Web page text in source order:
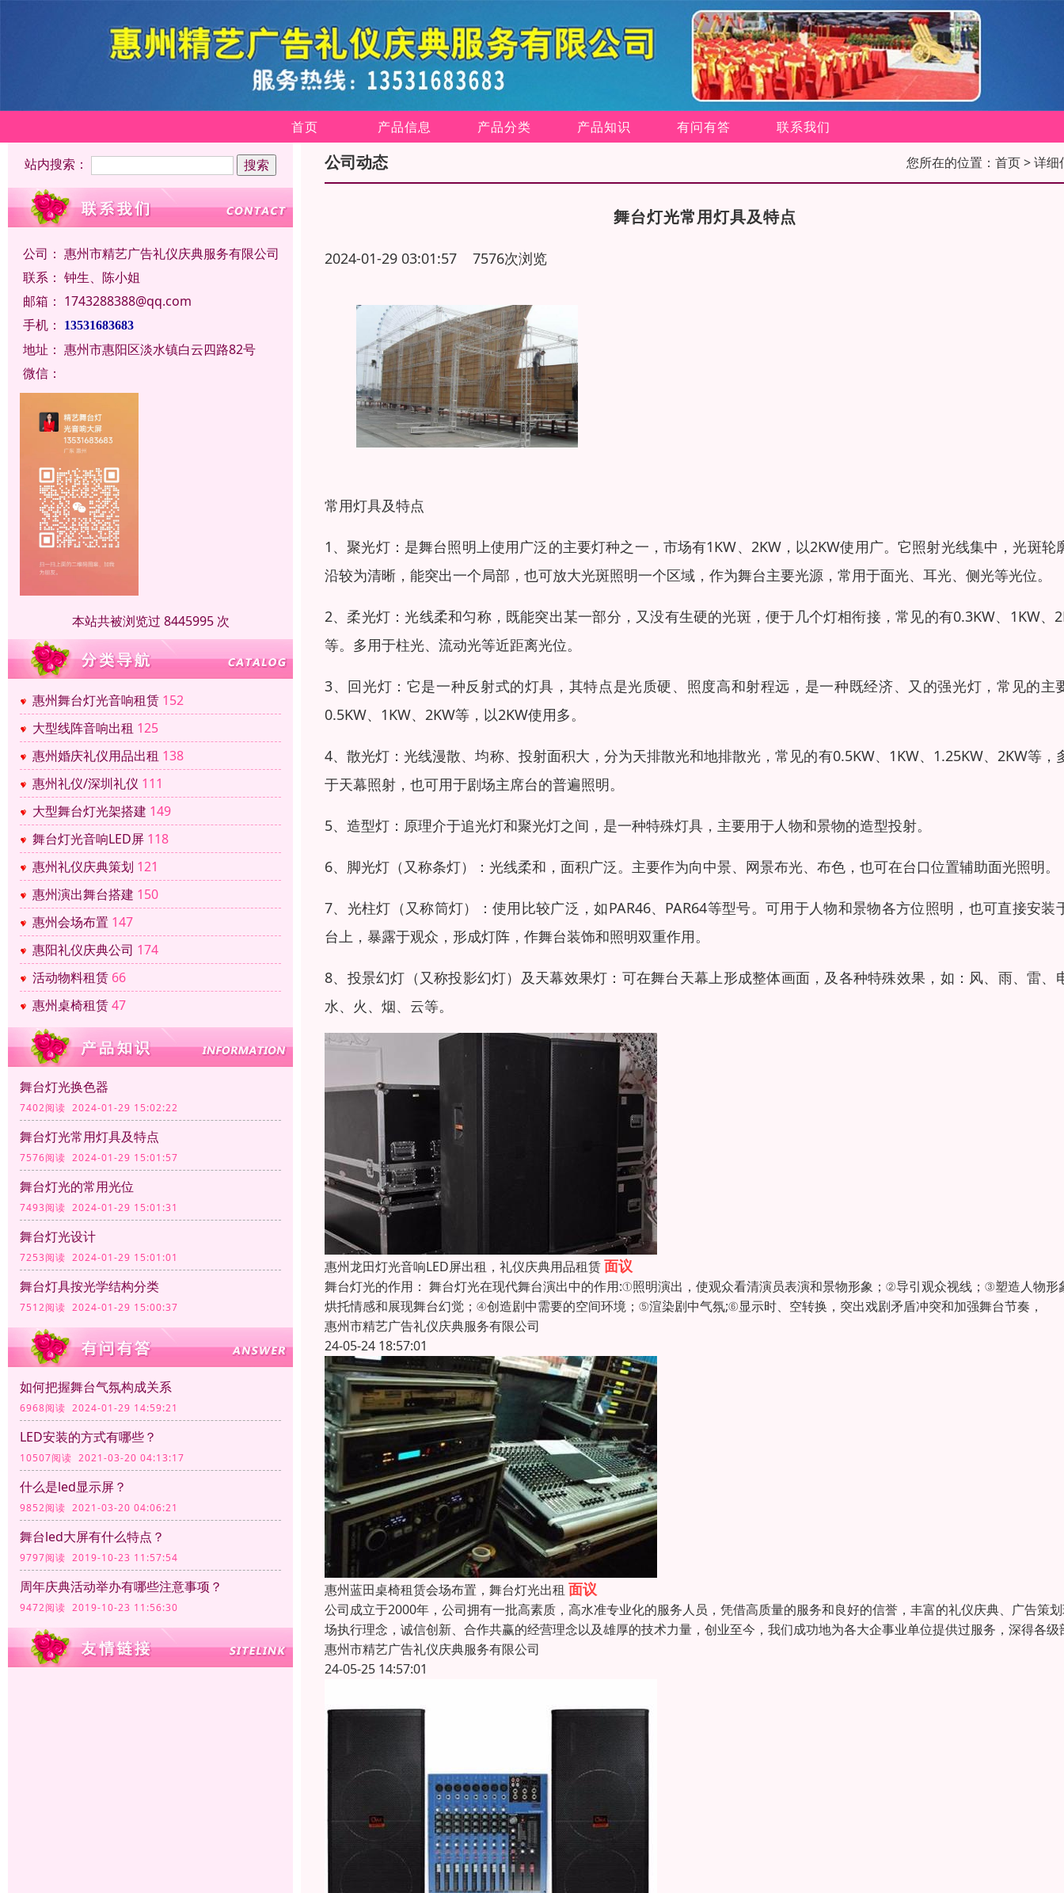
首页 产品信息 产品分类 产品知识 有问有答 联系我们
站内搜索：
公司： 惠州市精艺广告礼仪庆典服务有限公司
联系： 钟生、陈小姐
邮箱： 1743288388@qq.com
手机：
13531683683
地址： 惠州市惠阳区淡水镇白云四路82号
微信：
本站共被浏览过 8445995 次
惠州舞台灯光音响租赁 152
大型线阵音响出租 125
惠州婚庆礼仪用品出租 138
惠州礼仪/深圳礼仪 111
大型舞台灯光架搭建 149
舞台灯光音响LED屏 118
惠州礼仪庆典策划 121
惠州演出舞台搭建 150
惠州会场布置 147
惠阳礼仪庆典公司 174
活动物料租赁 66
惠州桌椅租赁47
舞台灯光换色器
7402阅读 2024-01-29 15:02:22
舞台灯光常用灯具及特点
7576阅读 2024-01-29 15:01:57
舞台灯光的常用光位
7493阅读 2024-01-29 15:01:31
舞台灯光设计
7253阅读 2024-01-29 15:01:01
舞台灯具按光学结构分类
7512阅读 2024-01-29 15:00:37
如何把握舞台气氛构成关系
6968阅读 2024-01-29 14:59:21
LED安装的方式有哪些？
10507阅读 2021-03-20 04:13:17
什么是led显示屏？
9852阅读 2021-03-20 04:06:21
舞台led大屏有什么特点？
9797阅读 2019-10-23 11:57:54
周年庆典活动举办有哪些注意事项？
9472阅读 2019-10-23 11:56:30
公司动态 您所在的位置： 首页> 详细
舞台灯光常用灯具及特点
2024-01-29 03:01:57 7576次浏览
常用灯具及特点
1、聚光灯：是舞台照明上使用广泛的主要灯种之一，市场有1KW、2KW，以2KW使用广。它照射光线集中，光斑轮
沿较为清晰，能突出一个局部，也可放大光斑照明一个区域，作为舞台主要光源，常用于面光、耳光、侧光等光位。
2、柔光灯 ：光线柔和匀称，既能突出某一部分，又没有生硬的光斑，便于几个灯相衔接，常见的有0.3KW、1KW、
等。多用于柱光、流动光等近距离光位。
3、 回光灯 ：它是一种反射式的灯具，其特点是光质硬、照度高和射程远，是一种既经济、又的强光灯 ，常见的主
0.5KW、1KW、2KW等，以2KW使用多。
4、散光灯：光线漫散、均称、投射面积大，分为天排散光和地排散光，常见的有0.5KW、1KW、1.25KW、2KW等，
于天幕照射，也可用于剧场主席台的普遍照明。
5、造型灯：原理介于追光灯和聚光灯之间，是一种特殊灯具，主要用于人物和景物的造型投射。
6、脚光灯（又称条灯）：光线柔和，面积广泛。主要作为向中景、网景布光、布色，也可在台口位置辅助面光照明。
7、 光柱灯 （又称筒灯）：使用比较广泛，如PAR46、PAR64等型号。可用于人物和景物各方位照明，也可直接安装
台上，暴露于观众，形成灯阵，作舞台装饰和照明双重作用。
8、投景幻灯（又称投影幻灯）及天幕效果灯：可在舞台天幕上形成整体画面，及各种特殊效果，如：风、雨、雷、
水、火、烟、云等。
惠州龙田灯光音响LED屏出租，礼仪庆典用品租赁面议
舞台灯光的作用： 舞台灯光在现代舞台演出中的作用:①照明演出，使观众看清演员表演和景物形象；②导引观众视线；③塑造人物形
烘托情感和展现舞台幻觉；④创造剧中需要的空间环境；⑤渲染剧中气氛;⑥显示时、空转换，突出戏剧矛盾冲突和加强舞台节奏，
惠州市精艺广告礼仪庆典服务有限公司
24-05-24 18:57:01
惠州蓝田桌椅租赁会场布置，舞台灯光出租 面议
公司成立于2000年，公司拥有一批高素质，高水准专业化的服务人员，凭借高质量的服务和良好的信誉，丰富的礼仪庆典、广告策
场执行理念，诚信创新、合作共赢的经营理念以及雄厚的技术力量，创业至今，我们成功地为各大企事业单位提供过服务，深得各级
惠州市精艺广告礼仪庆典服务有限公司
24-05-25 14:57:01